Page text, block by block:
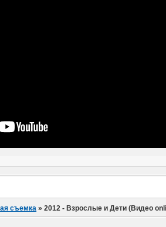
съемка »2012 - Взрослые и Дети (Видео